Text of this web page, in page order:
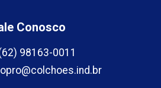
Conosco
98163-0011